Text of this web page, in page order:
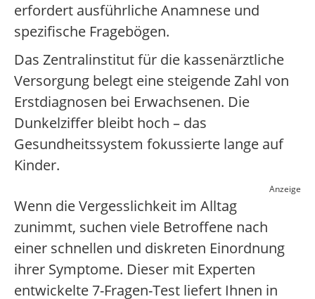
erfordert ausführliche Anamnese und
spezifische Fragebögen.
Das Zentralinstitut für die kassenärztliche
Versorgung belegt eine steigende Zahl von
Erstdiagnosen bei Erwachsenen. Die
Dunkelziffer bleibt hoch – das
Gesundheitssystem fokussierte lange auf
Kinder.
Anzeige
Wenn die Vergesslichkeit im Alltag
zunimmt, suchen viele Betroffene nach
einer schnellen und diskreten Einordnung
ihrer Symptome. Dieser mit Experten
entwickelte 7-Fragen-Test liefert Ihnen in